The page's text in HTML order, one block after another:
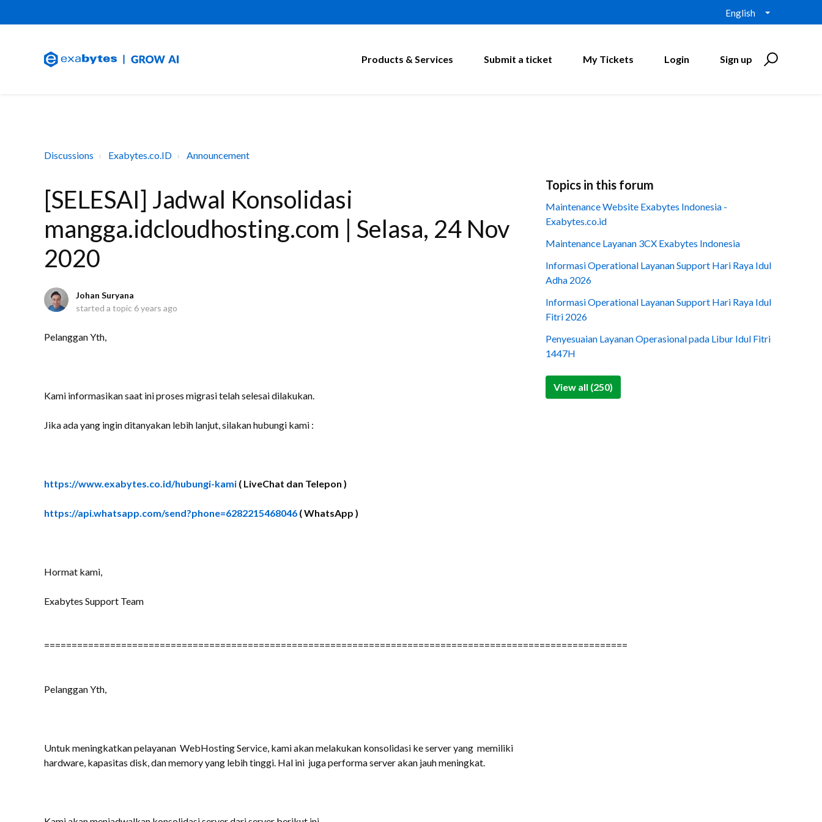
English
Products & Services Submit a ticket My Tickets Login Sign up
Discussions Exabytes.co.ID Announcement
[SELESAI] Jadwal Konsolidasi
mangga.idcloudhosting.com | Selasa, 24 Nov
2020
Johan Suryana
started a topic 6 years ago
Pelanggan Yth,
Kami informasikan saat ini proses migrasi telah selesai dilakukan.
Jika ada yang ingin ditanyakan lebih lanjut, silakan hubungi kami :
https://www.exabytes.co.id/hubungi-kami ( LiveChat dan Telepon )
https://api.whatsapp.com/send?phone=6282215468046 ( WhatsApp )
Hormat kami,
Exabytes Support Team
==========================================================================================================
Pelanggan Yth,
Untuk meningkatkan pelayanan WebHosting Service, kami akan melakukan konsolidasi ke server yang memiliki
hardware, kapasitas disk, dan memory yang lebih tinggi. Hal ini juga performa server akan jauh meningkat.
Topics in this forum
Maintenance Website Exabytes Indonesia -
Exabytes.co.id
Maintenance Layanan 3CX Exabytes Indonesia
Informasi Operational Layanan Support Hari Raya Idul
Adha 2026
Informasi Operational Layanan Support Hari Raya Idul
Fitri 2026
Penyesuaian Layanan Operasional pada Libur Idul Fitri
1447H
View all (250)